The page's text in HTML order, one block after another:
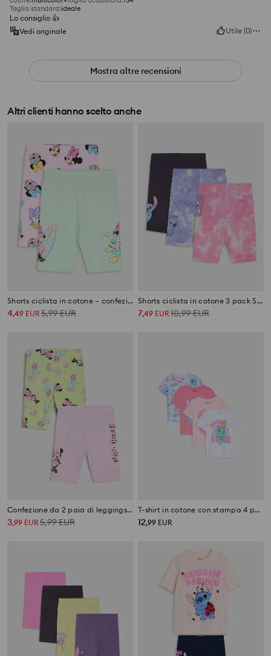
Taglia standard:ideale
Lo consiglio 👍️
Vedi originale
Utile (0)
Mostra altre recensioni
Altri clienti hanno scelto anche
Shorts ciclista in cotone – confezione da 2 Minnie and Daisy
4,49 EUR5,99EUR
Shorts ciclista in cotone 3 pack Stitch
7,49 EUR10,99EUR
Confezione da 2 paia di leggings Minnie Mouse
3,99 EUR 5,99EUR
T-shirt in cotone con stampa 4 pack Lilo & Stitch
12,99 EUR